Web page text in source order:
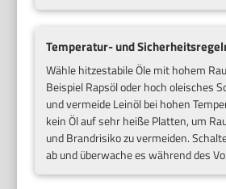
Temperatur- und
Wähle hitzestabile Öle mit hohem
Beispiel Rapsöl oder hoch oleisches
und vermeide Leinöl bei hohen
kein Öl auf sehr heiße Platten, um
und Brandrisiko zu vermeiden.
ab und überwache es während des